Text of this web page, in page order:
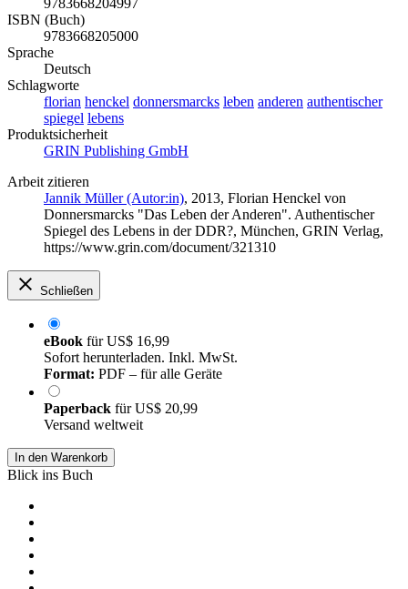
9783668204997
ISBN (Buch)
9783668205000
Sprache
Deutsch
Schlagworte
florian henckel donnersmarcks leben anderen authentischer
spiegel lebens
Produktsicherheit
GRIN Publishing GmbH
Arbeit zitieren
Jannik Müller (Autor:in), 2013, Florian Henckel von
Donnersmarcks "Das Leben der Anderen". Authentischer
Spiegel des Lebens in der DDR?, München, GRIN Verlag,
https://www.grin.com/document/321310
Schließen
eBook fürUS$ 16,99
Sofort herunterladen. Inkl. MwSt.
Format: PDF – für alle Geräte
Paperback fürUS$ 20,99
Versand weltweit
In den Warenkorb
Blick ins Buch